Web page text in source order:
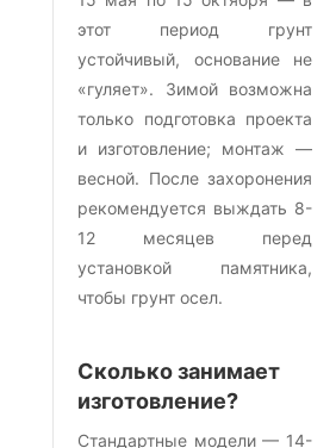
этот период грунт
устойчивый, основание не
«гуляет». Зимой возможна
только подготовка проекта
и изготовление; монтаж —
весной. После захоронения
рекомендуется выждать 8-
12 месяцев перед
установкой памятника,
чтобы грунт осел.
Сколько занимает
изготовление?
Стандартные модели — 14-